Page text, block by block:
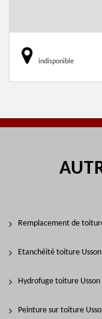
indisponible
Remplacement de
Etanchéité toiture
Hydrofuge toiture
Peinture sur toiture